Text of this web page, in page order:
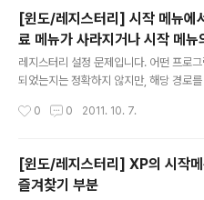
메인 주소'라고 하는 글자 주소를 '아이피
숫자 주소로 바꿔주는 역할을 합니다.
대해서는 아래 HowStuffWorks 의 페이
다. http://www.howstuffworks.com/
메인 캐쉬를 초기화 하는 방법은 사용하
shdns [엔터]를..
[윈도/레지스터리] 시작 메뉴에
료 메뉴가 사라지거나 시작 메뉴
수정할 수 없을 떄
레지스터리 설정 문제입니다. 어떤 프로
되었는지는 정확하지 않지만, 해당 경로
을 참고합니다. NoChangeStartMenu
메뉴 아이콘을 수정할 수 없습니다.
0 0 2011. 10. 7.
[윈도/레지스터리] XP의 시작메
즐겨찾기 부분